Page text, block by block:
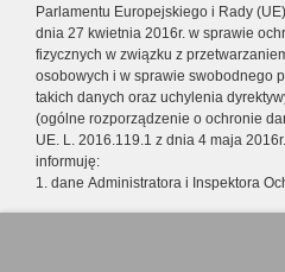
Parlamentu Europejskiego i Rady
dnia 27 kwietnia 2016r. w sprawie
fizycznych w związku z
osobowych i w sprawie swobodnego
takich danych oraz uchylenia
(ogólne rozporządzenie o ochronie
UE. L. 2016.119.1 z dnia 4 maja
informuję:
1. dane Administratora i Inspektora